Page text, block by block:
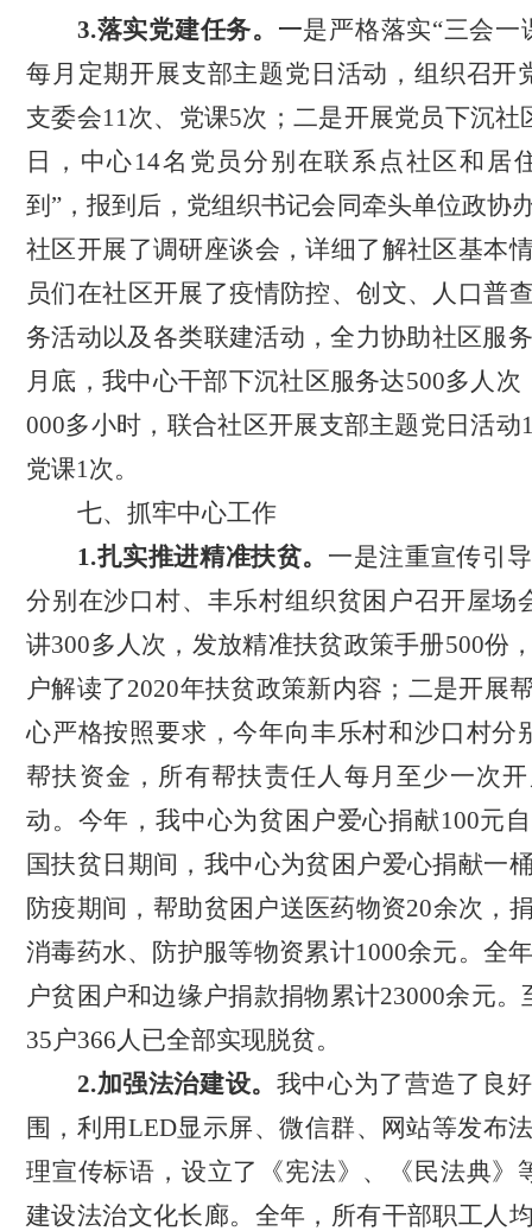
3.落实党建任务。 一是严格落实“三会一
每月定期开展支部主题党日活动，组织召开
支委会11次、党课5次；二是开展党员下沉社
日，中心14名党员分别在联系点社区和居
到”，报到后，党组织书记会同牵头单位政协
社区开展了调研座谈会，详细了解社区基本
员们在社区开展了疫情防控、创文、人口普
务活动以及各类联建活动，全力协助社区服
月底，我中心干部下沉社区服务达500多人次
000多小时，联合社区开展支部主题党日活动
党课1次。
七、抓牢中心工作
1.扎实推进精准扶贫。 一是注重宣传引
分别在沙口村、丰乐村组织贫困户召开屋场
讲300多人次，发放精准扶贫政策手册500份
户解读了2020年扶贫政策新内容 ； 二是开展
心严格按照要求，今年向丰乐村和沙口村分
帮扶资金， 所有帮扶责任人每月至少一次
动。今年，我中心为贫困户爱心捐献100元
国扶贫日期间，我中心为贫困户爱心捐献一
防疫期间，帮助贫困户送医药物资20余次，
消毒药水、防护服等物资累计1000余元。全
户贫困户和边缘户捐款捐物累计23000余元。
35户366人已全部实现脱贫。
2.加强法治建设。 我中心为了营造了良
围 ， 利用LED显示屏、微信群、网站等发布
理宣传标语，设立了《宪法》、《民法典》
建设法治文化长廊。 全年 ，所有干部职工人